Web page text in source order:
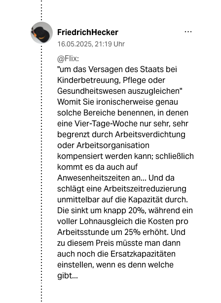
FriedrichHecker
16.05.2025, 21:19 Uhr
@Flix:
"um das Versagen des Staats bei
Kinderbetreuung, Pflege oder
Gesundheitswesen auszugleichen"
Womit Sie ironischerweise genau
solche Bereiche benennen, in denen
eine Vier-Tage-Woche nur sehr, sehr
begrenzt durch Arbeitsverdichtung
oder Arbeitsorganisation
kompensiert werden kann; schließlich
kommt es da auch auf
Anwesenheitszeiten an... Und da
schlägt eine Arbeitszeitreduzierung
unmittelbar auf die Kapazität durch.
Die sinkt um knapp 20%, während ein
voller Lohnausgleich die Kosten pro
Arbeitsstunde um 25% erhöht. Und
zu diesem Preis müsste man dann
auch noch die Ersatzkapazitäten
einstellen, wenn es denn welche
gibt...